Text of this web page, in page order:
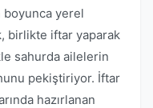
boyunca yerel
birlikte iftar yaparak
sahurda ailelerin
pekiştiriyor. İftar
hazırlanan